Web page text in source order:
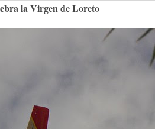
la Virgen de Loreto